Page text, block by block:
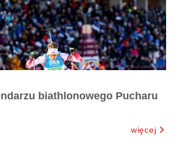
biathlonowego Pucharu
więcej